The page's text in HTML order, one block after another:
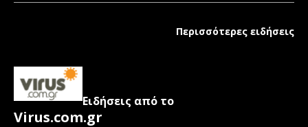
Περισσότερες ειδήσεις
Ειδήσεις από το
Virus.com.gr